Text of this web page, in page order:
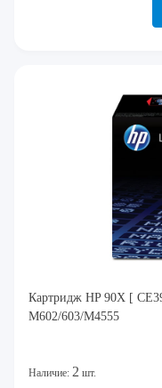
Картридж HP 90X [
M602/603/M4555
Наличие: 2 шт.